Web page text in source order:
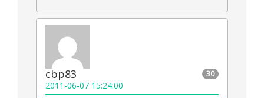
30
cbp83
2011-06-07 15:24:00